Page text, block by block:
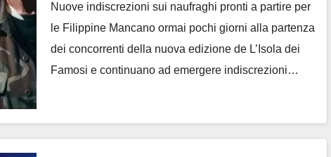
prende forma
Nuove indiscrezioni sui naufraghi pronti a partire per
le Filippine Mancano ormai pochi giorni alla partenza
dei concorrenti della nuova edizione de L’Isola dei
Famosi e continuano ad emergere indiscrezioni…